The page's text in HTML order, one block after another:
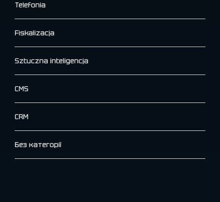
Telefonia
Fiskalizacja
Sztuczna inteligencja
CMS
CRM
Без категорії